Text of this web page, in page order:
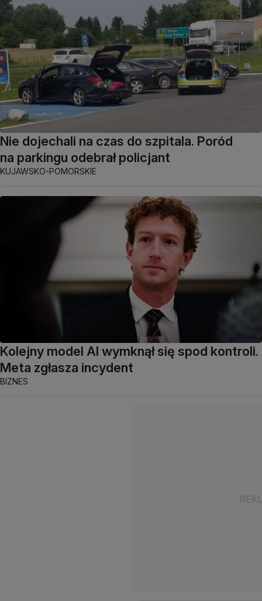
Nie dojechali na czas do szpitala. Poród
na parkingu odebrał policjant
KUJAWSKO-POMORSKIE
Kolejny model AI wymknął się spod kontroli.
Meta zgłasza incydent
BIZNES